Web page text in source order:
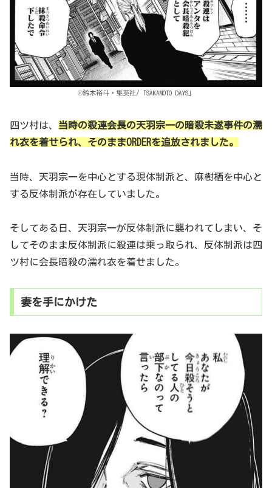
©鈴木裕斗・集英社/「SAKAMOTO DAYS」
四ツ村は、 当時の殺連会長の天羽宗一の暗殺未遂事件の濡
れ衣を着せられ、そのままORDERを追放されました。
当時、天羽宗一を中心とする現体制派と、麻樹栖を中心と
する反体制派が存在していました。
そしてある日、天羽宗一が反体制派に襲われてしまい、そ
してそのまま反体制派に殺連は乗っ取られ、反体制派は四
ツ村に会長暗殺の濡れ衣を着せました。
妻を手にかけた